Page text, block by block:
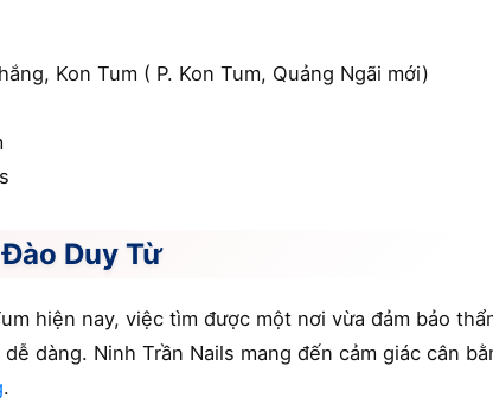
Kon Tum ( P. Kon Tum, Quảng Ngãi mới)
Duy Từ
hiện nay, việc tìm được một nơi vừa đảm bảo
dàng. Ninh Trần Nails mang đến cảm giác cân
.